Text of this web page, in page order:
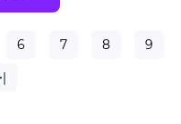
6 7 8 9